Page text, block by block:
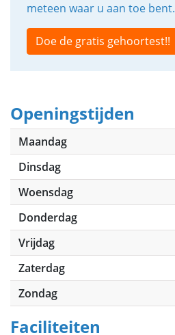
meteen waar u aan toe bent.
Doe de gratis gehoortest!!
Openingstijden
Maandag
Dinsdag
Woensdag
Donderdag
Vrijdag
Zaterdag
Zondag
Faciliteiten